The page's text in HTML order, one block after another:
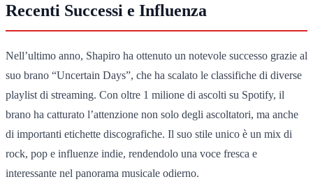
Recenti Successi e Influenza
Nell’ultimo anno, Shapiro ha ottenuto un notevole successo grazie al
suo brano “Uncertain Days”, che ha scalato le classifiche di diverse
playlist di streaming. Con oltre 1 milione di ascolti su Spotify, il
brano ha catturato l’attenzione non solo degli ascoltatori, ma anche
di importanti etichette discografiche. Il suo stile unico è un mix di
rock, pop e influenze indie, rendendolo una voce fresca e
interessante nel panorama musicale odierno.